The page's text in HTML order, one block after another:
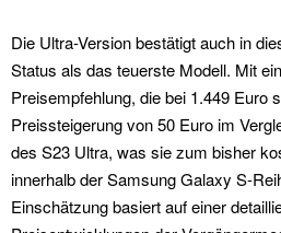
Die Ultra-Version bestätigt auch in
Status als das teuerste Modell. Mit
Preisempfehlung, die bei 1.449 Euro
Preissteigerung von 50 Euro im
des S23 Ultra, was sie zum bisher
innerhalb der Samsung Galaxy S-
Einschätzung basiert auf einer